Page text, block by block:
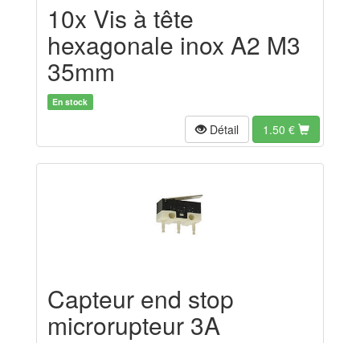
10x Vis à tête
hexagonale inox A2 M3
35mm
En stock
Détail 1.50 €
Capteur end stop
microrupteur 3A